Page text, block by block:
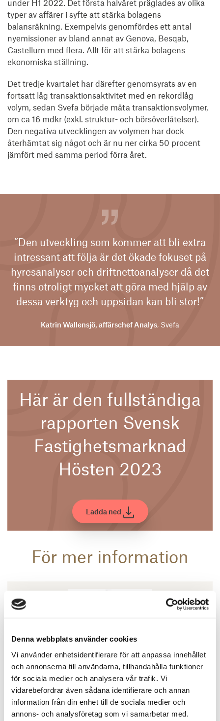
Denna webbplats använder cookies
Vi använder enhetsidentifierare för att anpassa innehållet
och annonserna till användarna, tillhandahålla funktioner
för sociala medier och analysera vår trafik. Vi
vidarebefordrar även sådana identifierare och annan
information från din enhet till de sociala medier och
annons- och analysföretag som vi samarbetar med.
under H1 2022. Det första halvåret präglades av olika
typer av affärer i syfte att stärka bolagens
balansräkning. Exempelvis genomfördes ett antal
nyemissioner av bland annat av Genova, Besqab,
Castellum med flera. Allt för att stärka bolagens
ekonomiska ställning.
Det tredje kvartalet har därefter genomsyrats av en
fortsatt låg transaktionsaktivitet med en rekordlåg
volym, sedan Svefa började mäta transaktionsvolymer,
om ca 16 mdkr (exkl. struktur- och börsöverlåtelser).
Den negativa utvecklingen av volymen har dock
återhämtat sig något och är nu ner cirka 50 procent
jämfört med samma period förra året.
”Den utveckling som kommer att bli extra
intressant att följa är det ökade fokuset på
hyresanalyser och driftnettoanalyser då det
finns otroligt mycket att göra med hjälp av
dessa verktyg och uppsidan kan bli stor!”
Katrin Wallensjö, affärschef Analys, Svefa
Här är den fullständiga
rapporten Svensk
Fastighetsmarknad
Hösten 2023
Ladda ned
För mer information
Katrin Wallensjö